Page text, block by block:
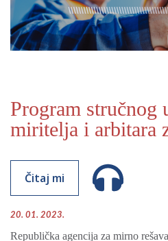
Program stručnog
miritelja i arbitara
Čitaj mi
20. 01. 2023.
Republička agencija za mirno